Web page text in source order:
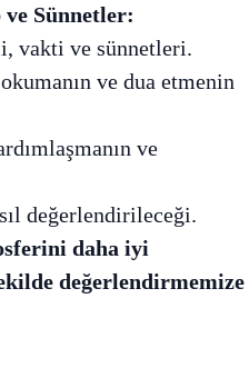
Sünnetler:
vakti ve sünnetleri.
ve dua etmenin
ve
değerlendirileceği.
daha iyi
değerlendirmemize